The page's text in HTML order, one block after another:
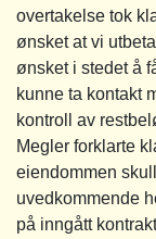
overtakelse tok
ønsket at vi
ønsket i stedet å
kunne ta kontakt
kontroll av
Megler forklarte
eiendommen
uvedkommende
på inngått